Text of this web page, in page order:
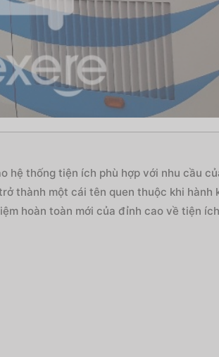
hệ thống tiện ích phù hợp với nhu cầu
thành một cái tên quen thuộc khi hành
hoàn toàn mới của đỉnh cao về tiện